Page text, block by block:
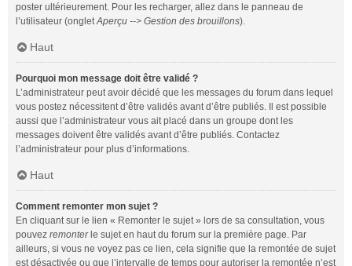
poster ultérieurement. Pour les recharger, allez dans le panneau de
l’utilisateur (ongletAperçu --> Gestion des brouillons).
Haut
Pourquoi mon message doit être validé ?
L’administrateur peut avoir décidé que les messages du forum dans lequel
vous postez nécessitent d’être validés avant d’être publiés. Il est possible
aussi que l’administrateur vous ait placé dans un groupe dont les
messages doivent être validés avant d’être publiés. Contactez
l’administrateur pour plus d’informations.
Haut
Comment remonter mon sujet ?
En cliquant sur le lien « Remonter le sujet » lors de sa consultation, vous
pouvez remonterle sujet en haut du forum sur la première page. Par
ailleurs, si vous ne voyez pas ce lien, cela signifie que la remontée de sujet
est désactivée ou que l’intervalle de temps pour autoriser la remontée n’est